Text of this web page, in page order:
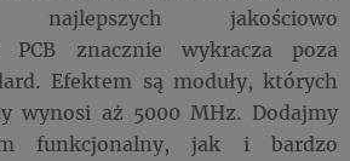
najlepszych jakościowo
PCB znacznie wykracza poza
Efektem są moduły, których
wynosi aż 5000 MHz. Dodajmy
funkcjonalny, jak i bardzo